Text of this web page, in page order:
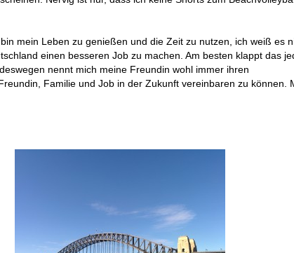
mein Leben zu genießen und die Zeit zu nutzen, ich weiß es
einen besseren Job zu machen. Am besten klappt das
nennt mich meine Freundin wohl immer ihren
Familie und Job in der Zukunft vereinbaren zu können.